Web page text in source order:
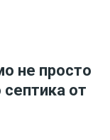
не просто
от